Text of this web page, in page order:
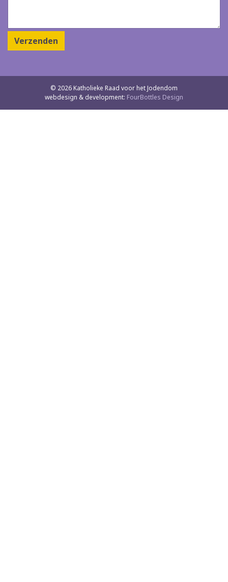
Verzenden
© 2026 Katholieke Raad voor het Jodendom
webdesign & development: FourBottles Design